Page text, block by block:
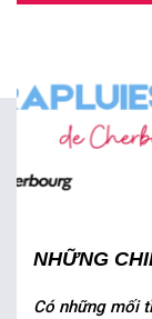
NHỮNG
Có những mối